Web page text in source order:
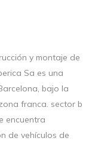
y montaje de
Sa es una
bajo la
franca. sector b
encuentra
de vehículos de